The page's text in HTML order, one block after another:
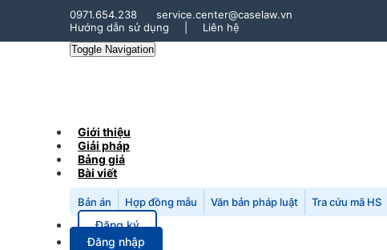
0971.654.238
service.center@caselaw.vn
Hướng dẫn sử dụng
Liên hệ
Toggle Navigation
Giới thiệu
Giải pháp
Bảng giá
Bài viết
Bản án Hợp đồng mẫu Văn bản pháp luật Tra cứu mã HS
Đăng ký
Đăng nhập